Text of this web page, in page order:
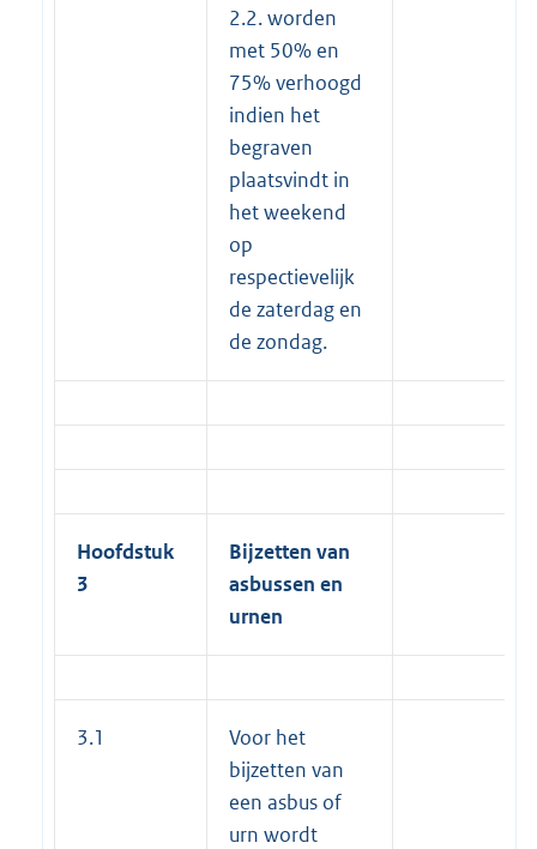
2.2. worden
met 50% en
75% verhoogd
indien het
begraven
plaatsvindt in
het weekend
op
respectievelijk
de zaterdag en
de zondag.
Hoofdstuk
3
Bijzetten van
asbussen en
urnen
3.1
Voor het
bijzetten van
een asbus of
urn wordt